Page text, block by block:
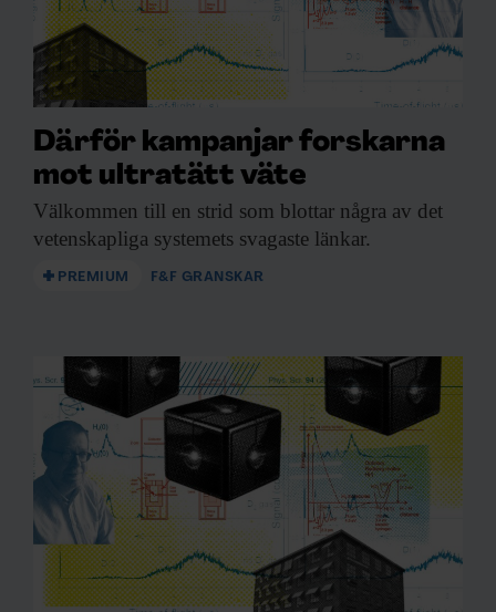
Därför kampanjar forskarna
mot ultratätt väte
Välkommen till en strid som blottar några av det
vetenskapliga systemets svagaste länkar.
PREMIUM F&F GRANSKAR